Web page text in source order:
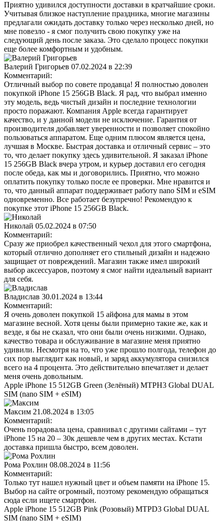
Приятно удивился доступности доставки в кратчайшие сроки.
Учитывая близкое наступление праздника, многие магазины
предлагали ожидать доставку только через несколько дней, но
мне повезло - я смог получить свою покупку уже на
следующий день после заказа. Это сделало процесс покупки
еще более комфортным и удобным.
Валерий Григорьев 07.02.2024 в 22:39
Комментарий:
Отличный выбор по совете продавца! Я полностью доволен
покупкой iPhone 15 256GB Black. Я рад, что выбрал именно
эту модель, ведь чистый дизайн и последние технологии
просто поражают. Компания Apple всегда гарантирует
качество, и у данной модели не исключение. Гарантия от
производителя добавляет уверенности и позволяет спокойно
пользоваться аппаратом. Еще одним плюсом является цена,
лучшая в Москве. Быстрая доставка и отличный сервис – это
то, что делает покупку здесь удивительной. Я заказал iPhone
15 256GB Black вчера утром, и курьер доставил его сегодня
после обеда, как мы и договорились. Приятно, что можно
оплатить покупку только после ее проверки. Мне нравится и
то, что данный аппарат поддерживает работу nano SIM и eSIM
одновременно. Все работает безупречно! Рекомендую к
покупке этот iPhone 15 256GB Black.
Николай 05.02.2024 в 07:50
Комментарий:
Сразу же приобрел качественный чехол для этого смартфона,
который отлично дополняет его стильный дизайн и надежно
защищает от повреждений. Магазин также имел широкий
выбор аксессуаров, поэтому я смог найти идеальный вариант
для себя.
Владислав 30.01.2024 в 13:44
Комментарий:
Я очень доволен покупкой 15 айфона для мамы в этом
магазине весной. Хотя цены были примерно такие же, как и
везде, я бы не сказал, что они были очень низкими. Однако,
качество товара и обслуживание в магазине меня приятно
удивили. Несмотря на то, что уже прошло полгода, телефон до
сих пор выглядит как новый, и заряд аккумулятора снизился
всего на 4 процента. Это действительно впечатляет и делает
меня очень довольным.
Apple iPhone 15 512GB Green (Зелёный) MTPH3 Global DUAL
SIM (nano SIM + eSIM)
Максим 21.08.2024 в 13:05
Комментарий:
Очень порадовала цена, сравнивал с другими сайтами – тут
iPhone 15 на 20 – 30к дешевле чем в других местах. Кстати
доставка пришла быстро, всем доволен.
Рома Рохлин 08.08.2024 в 11:56
Комментарий:
Только тут нашел нужный цвет и объем памяти на iPhone 15.
Выбор на сайте огромный, поэтому рекомендую обращаться
сюда если ищете смартфон.
Apple iPhone 15 512GB Pink (Розовый) MTPD3 Global DUAL
SIM (nano SIM + eSIM)